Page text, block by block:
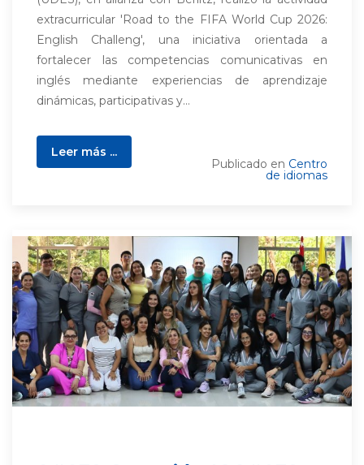
extracurricular 'Road to the FIFA World Cup 2026:
English Challeng', una iniciativa orientada a
fortalecer las competencias comunicativas en
inglés mediante experiencias de aprendizaje
dinámicas, participativas y...
Leer más ...
Publicado en Centro
de idiomas